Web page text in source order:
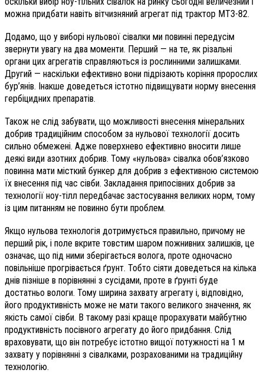
можна придбати навіть вітчизняний агрегат під трактор МТЗ-82.
Додамо, що у виборі нульової сівалки ми повинні передусім
звернути увагу на два моменти. Перший — на те, як різальні
органи цих агрегатів справляються із рослинними залишками.
Другий — наскільки ефективно вони підрізають коріння пророслих
бур’янів. Інакше доведеться істотно підвищувати норму внесення
гербіцидних препаратів.
Також не слід забувати, що можливості внесення мінеральних
добрив традиційним способом за нульової технології досить
сильно обмежені. Адже поверхнево ефективно вносити лише
деякі види азотних добрив. Тому «нульова» сівалка обов’язково
повинна мати місткий бункер для добрив з ефективною системою
їх внесення під час сівби. Закладання припосівних добрив за
технології ноу-тілл передбачає застосування великих норм, тому
із цим питанням не повинно бути проблем.
Якщо нульова технологія дотримується правильно, причому не
перший рік, і поле вкрите товстим шаром пожнивних залишків, це
означає, що під ними зберігається волога, проте одночасно
повільніше прогрівається ґрунт. Тобто сіяти доведеться на кілька
днів пізніше в порівнянні з сусідами, проте в ґрунті буде
достатньо вологи. Тому ширина захвату агрегату і, відповідно,
його продуктивність може не мати такого великого значення, як
якість самої сівби. В такому разі краще прорахувати майбутню
продуктивність посівного агрегату до його придбання. Слід
враховувати, що він потребує істотно вищої потужності на 1 м
захвату у порівнянні з сівалками, розрахованими на традиційну
технологію.